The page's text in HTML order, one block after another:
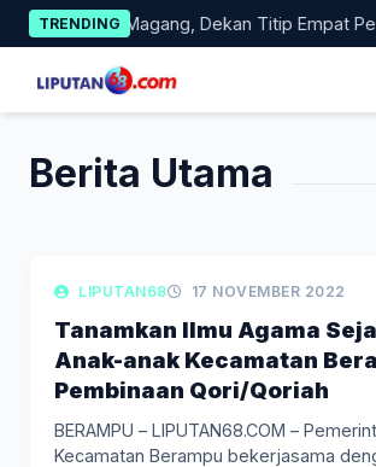
Skip
to
content
TRENDING
Dilepas Magang, Dekan Titip Empat
Berita Utama
LIPUTAN BERITA
LIPUTAN68 17 NOVEMBER 2022
Tanamkan Ilmu Agama
Anak-anak Kecamatan
Pembinaan Qori/Qoriah
BERAMPU – LIPUTAN68.COM –
Kecamatan Berampu bekerjasama